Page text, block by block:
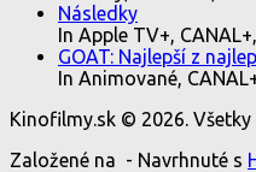
Následky
In Apple TV+,
GOAT: Najlepší z
In Animované,
Kinofilmy.sk © 2026. Všetky
Založené na - Navrhnuté s